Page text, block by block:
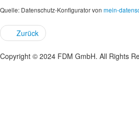
Quelle: Datenschutz-Konfigurator von mein-
Zurück
Copyright © 2024 FDM GmbH. All Rights